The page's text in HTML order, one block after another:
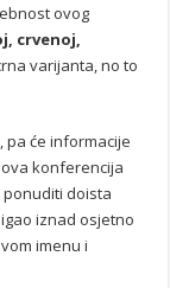
ovog
crvenoj,
varijanta, no to
pa će informacije
konferencija
doista
iznad osjetno
imenu i